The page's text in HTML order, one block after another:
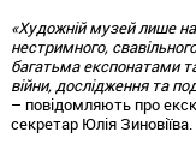
«Художній музей лише
нестримного,
багатьма експонатами
війни, дослідження та
– повідомляють про
секретар Юлія Зиновіїва.